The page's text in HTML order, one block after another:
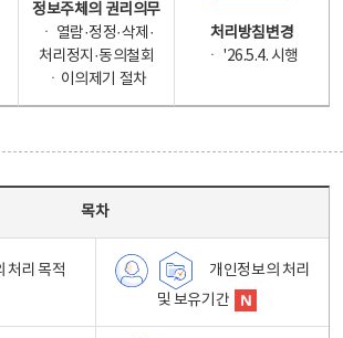
정보주체의 권리의무
ㆍ 열람·정정·삭제·
처리정지·동의철회
ㆍ이의제기 절차
처리방침변경
ㆍ '26.5.4. 시행
목차
처리 목적
개인정보의 처리
및 보유기간